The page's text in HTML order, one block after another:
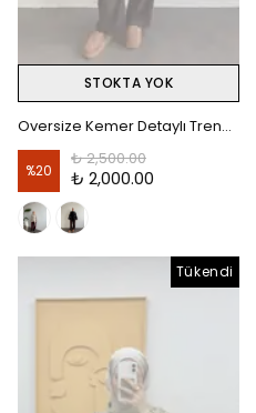
STOKTA YOK
Oversize Kemer Detaylı Trençkot - Siyah
%20
₺ 2,500.00
₺ 2,000.00
Tükendi